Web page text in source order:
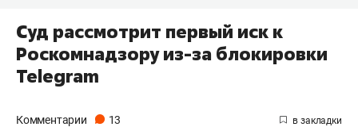
Суд рассмотрит первый иск к
Роскомнадзору из-за блокировки
Telegram
Комментарии 13